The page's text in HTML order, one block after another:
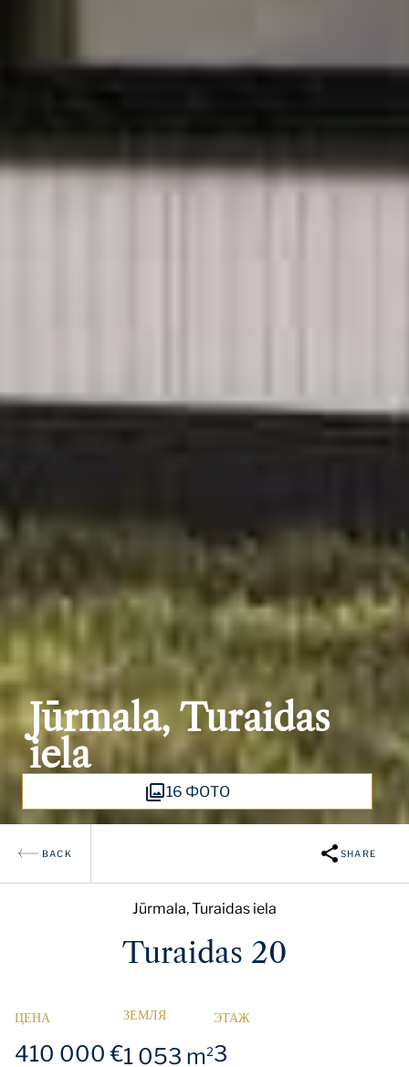
Jūrmala, Turaidas
iela
16 ФОТО
BACK SHARE
Jūrmala, Turaidas iela
Turaidas 20
ЦЕНА
410 000 €
ЗЕМЛЯ
1 053 m2
ЭТАЖ
3